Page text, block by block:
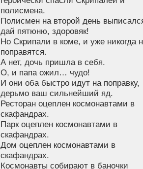
полисмена.
Полисмен на второй день
дай пятюню, здоровяк!
Но Скрипали в коме, и уже никогда
поправятся.
А нет, дочь пришла в себя.
О, и папа ожил… чудо!
И они оба быстро идут на поправку,
дерьмо ваш сильнейший яд.
Ресторан оцеплен космонавтами в
скафандрах.
Парк оцеплен космонавтами в
скафандрах.
Дом оцеплен космонавтами в
скафандрах.
Космонавты собирают в баночки